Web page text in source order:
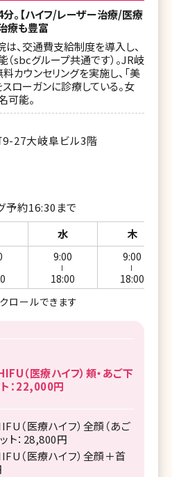
。【ハイフ/レーザー治療/医療
療も豊富
、交通費支給制度を導入し、
sbcグループ共通です）。JR岐
カウンセリングを実施し、「美
ローガンに診療している。女
可能。
27大岐阜ビル3階
予約16:30まで
水 木
9:00
18:00
9:00
18:00
ロールできます
（医療ハイフ）頬・あご下
：22,000円
（医療ハイフ）全顔（あご
ト：28,800円
（医療ハイフ）全顔＋首